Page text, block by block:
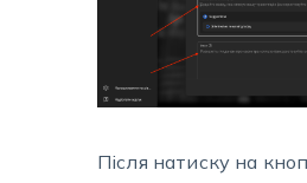
Після натиску на